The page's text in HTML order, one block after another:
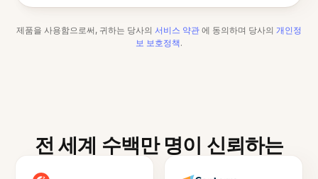
제품을 사용함으로써, 귀하는 당사의 서비스 약관 에 동의하며 당사의 개인정
보 보호정책.
전 세계 수백만 명이 신뢰하는